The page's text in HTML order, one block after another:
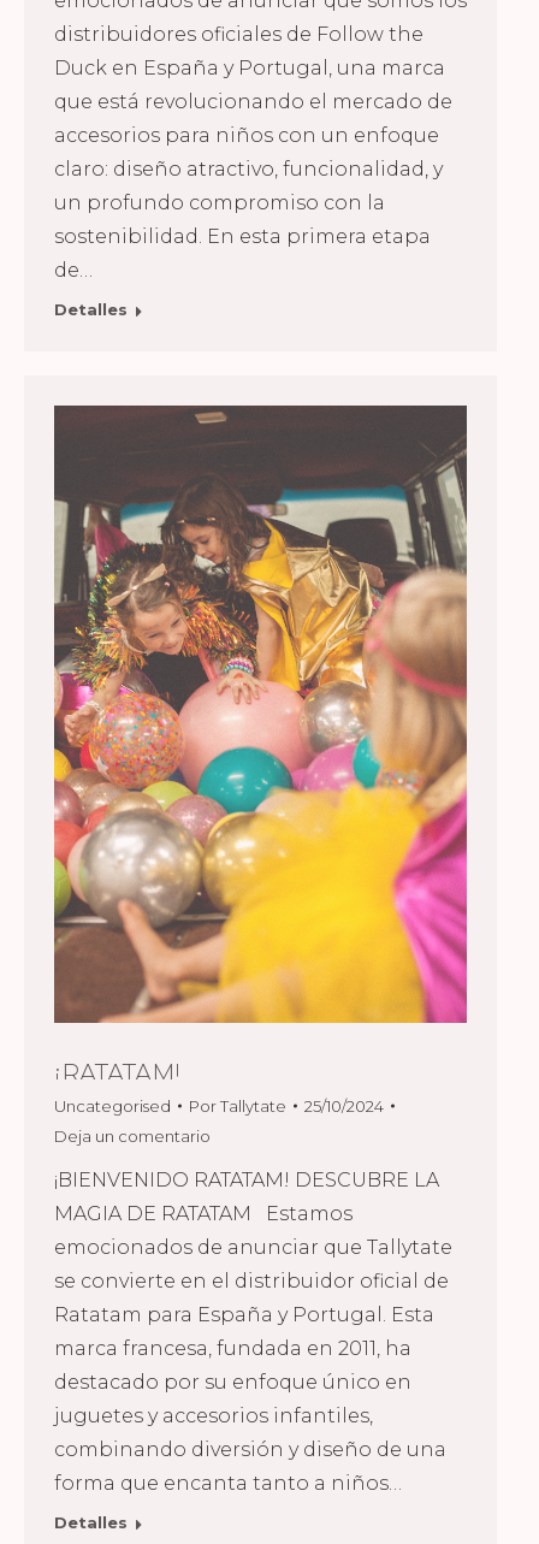
distribuidores oficiales de Follow the
Duck en España y Portugal, una marca
que está revolucionando el mercado de
accesorios para niños con un enfoque
claro: diseño atractivo, funcionalidad, y
un profundo compromiso con la
sostenibilidad. En esta primera etapa
de…
Detalles
¡RATATAM!
Uncategorised PorTallytate
25/10/2024
Deja un comentario
¡BIENVENIDO RATATAM! DESCUBRE LA
MAGIA DE RATATAM Estamos
emocionados de anunciar que Tallytate
se convierte en el distribuidor oficial de
Ratatam para España y Portugal. Esta
marca francesa, fundada en 2011, ha
destacado por su enfoque único en
juguetes y accesorios infantiles,
combinando diversión y diseño de una
forma que encanta tanto a niños…
Detalles